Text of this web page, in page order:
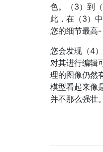
色。（3）到
此，在（3）
您的细节最高-
您会发现（4
对其进行编辑
理的图像仍然
模型看起来像
并不那么强壮。